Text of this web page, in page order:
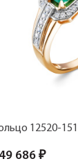
12520-
686 ₽